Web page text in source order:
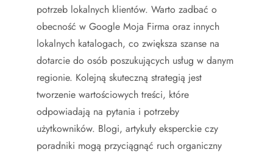
potrzeb lokalnych klientów. Warto zadbać o
obecność w Google Moja Firma oraz innych
lokalnych katalogach, co zwiększa szanse na
dotarcie do osób poszukujących usług w danym
regionie. Kolejną skuteczną strategią jest
tworzenie wartościowych treści, które
odpowiadają na pytania i potrzeby
użytkowników. Blogi, artykuły eksperckie czy
poradniki mogą przyciągnąć ruch organiczny